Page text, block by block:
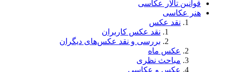
قوانین تالار عکاسی
هنر عکاسی
نقد عکس
نقد عکس کاربران
بررسی و نقد عکس‌های دیگران
عکس ماه
مباحث نظری
عکس و عکاسی